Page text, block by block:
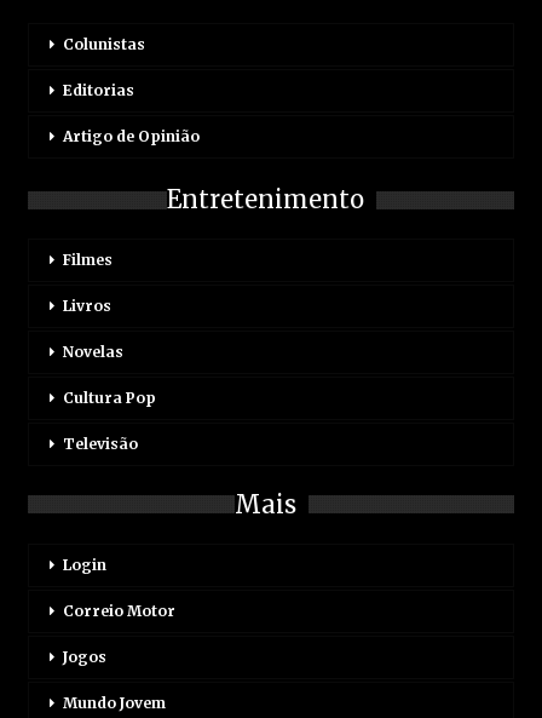
Colunistas
Editorias
Artigo de Opinião
Entretenimento
Filmes
Livros
Novelas
Cultura Pop
Televisão
Mais
Login
Correio Motor
Jogos
Mundo Jovem